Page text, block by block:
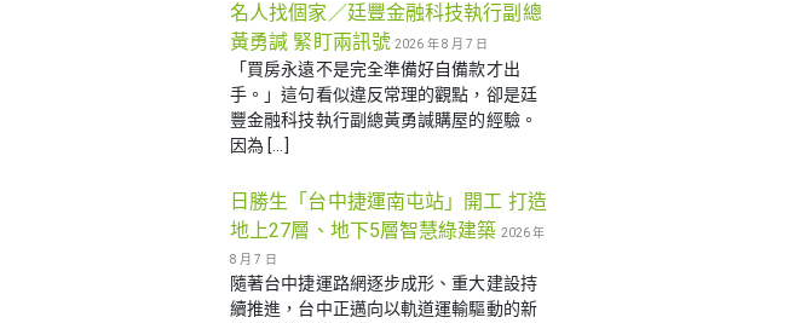
名人找個家／廷豐金融科技執行副總
黃勇諴 緊盯兩訊號 2026 年 8 月 7 日
「買房永遠不是完全準備好自備款才出
手。」這句看似違反常理的觀點，卻是廷
豐金融科技執行副總黃勇諴購屋的經驗。
因為 […]
日勝生「台中捷運南屯站」開工 打造
地上27層、地下5層智慧綠建築 2026 年
8 月 7 日
隨著台中捷運路網逐步成形、重大建設持
續推進，台中正邁向以軌道運輸驅動的新